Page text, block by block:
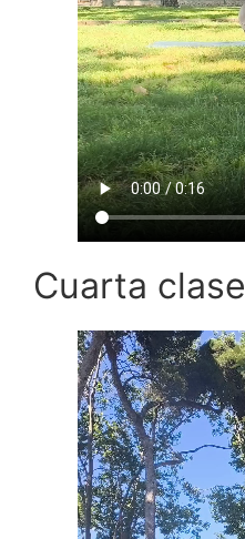
Cuarta clase